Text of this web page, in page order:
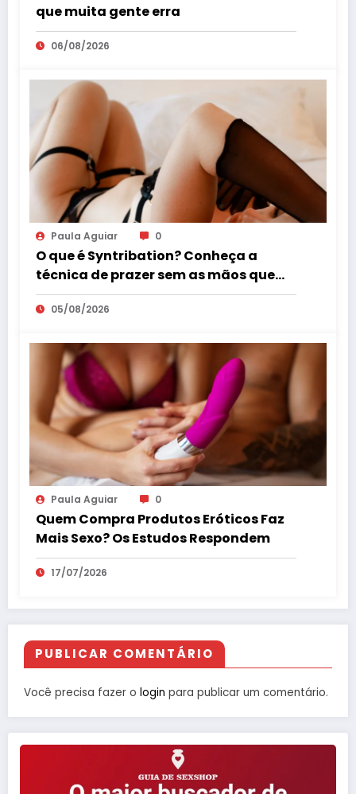
que muita gente erra
06/08/2026
Paula Aguiar 0
O que é Syntribation? Conheça a
técnica de prazer sem as mãos que
virou tendência mundial
05/08/2026
Paula Aguiar 0
Quem Compra Produtos Eróticos Faz
Mais Sexo? Os Estudos Respondem
17/07/2026
PUBLICAR COMENTÁRIO
Você precisa fazer o login para publicar um comentário.